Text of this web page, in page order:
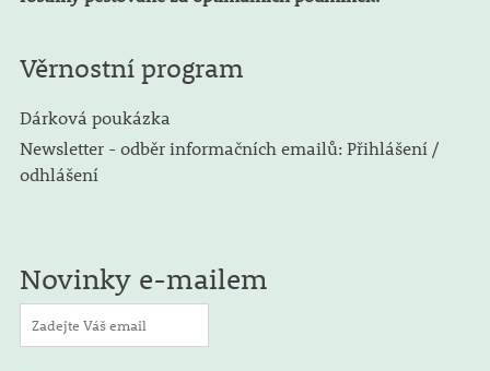
Věrnostní program
Dárková poukázka
Newsletter - odběr informačních emailů: Přihlášení /
odhlášení
Novinky e-mailem